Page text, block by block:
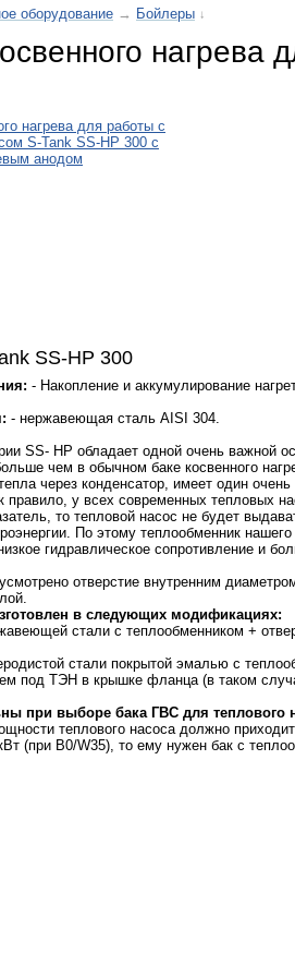
оборудование → Бойлеры ↓
нагрева
SS-HP 300
- Накопление и аккумулирование
- нержавеющая сталь AISI 304.
SS- HP обладает одной очень важной
чем в обычном баке косвенного
через конденсатор, имеет один
правило, у всех современных тепловых
то тепловой насос не будет
По этому теплообменник
гидравлическое сопротивление и
отверстие внутренним
в следующих модификациях:
стали с теплообменником +
стали покрытой эмалью с
под ТЭН в крышке фланца (в таком
при выборе бака ГВС для теплового
теплового насоса должно
(при B0/W35), то ему нужен бак с